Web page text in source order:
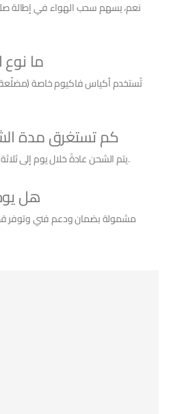
نعم، يسهم سحب الهواء في إطالة
ما
تُستخدم أكياس فاكيوم خاصة
كم تستغرق مدة
يتم الشحن عادةً خلال يوم إلى ثلاثة أيام عمل لمعظم مناطق المملكة.
هل